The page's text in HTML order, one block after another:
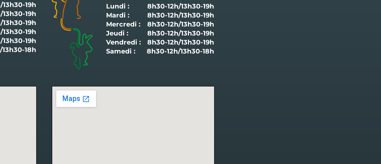
19h
19h
19h
19h
19h
18h
Lundi :
Mardi :
Mercredi :
Jeudi :
Vendredi :
Samedi :
8h30-12h/13h30-19h
8h30-12h/13h30-19h
8h30-12h/13h30-19h
8h30-12h/13h30-19h
8h30-12h/13h30-19h
8h30-12h/13h30-18h